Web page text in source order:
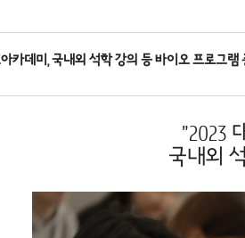
카데미, 국내외 석학 강의 등 바이오 프로그램
”2023
국내외